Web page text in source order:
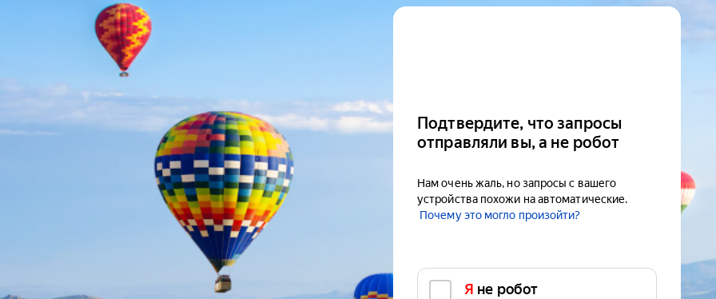
Подтвердите, что запросы
отправляли вы, а не робот
Нам очень жаль, но запросы с вашего
устройства похожи на автоматические.
Почему это могло произойти?
Я не робот